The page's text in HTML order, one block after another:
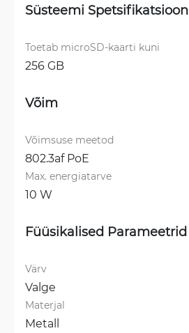
Süsteemi Spetsifikatsioon
Toetab microSD-kaarti kuni
256 GB
Võim
Võimsuse meetod
802.3af PoE
Max. energiatarve
10 W
Füüsikalised Parameetrid
Värv
Valge
Materjal
Metall